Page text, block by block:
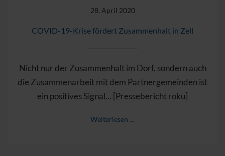
28. April 2020
COVID-19-Krise fördert Zusammenhalt in Zell
Nicht nur der Zusammenhalt im Dorf, sondern auch
die Zusammenarbeit mit dem Partnergemeinden ist
ein positives Signal... [Pressebericht roku]
Weiterlesen …